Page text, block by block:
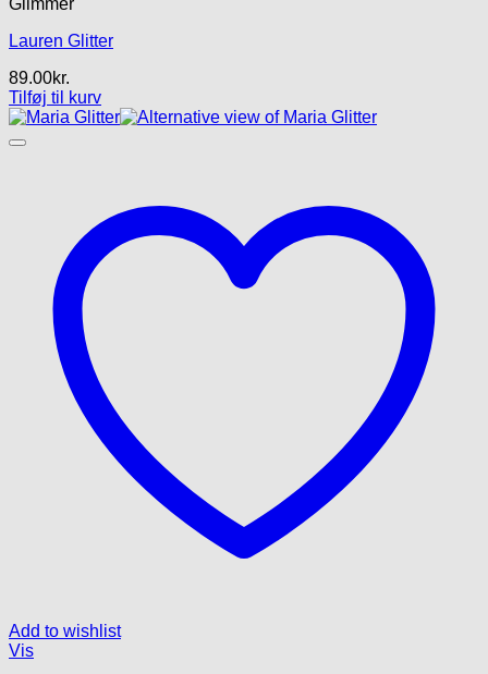
Glimmer
Lauren Glitter
89.00kr.
Tilføj til kurv
Add to wishlist
Vis